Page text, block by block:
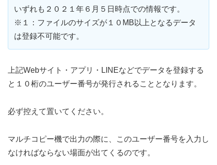
いずれも２０２１年６月５日時点での情報です。
※１：ファイルのサイズが１０MB以上となるデータ
は登録不可能です。
上記Webサイト・アプリ・LINEなどでデータを登録する
と１０桁のユーザー番号が発行されることとなります。
必ず控えて置いてください。
マルチコピー機で出力の際に、このユーザー番号を入力し
なければならない場面が出てくるのです。